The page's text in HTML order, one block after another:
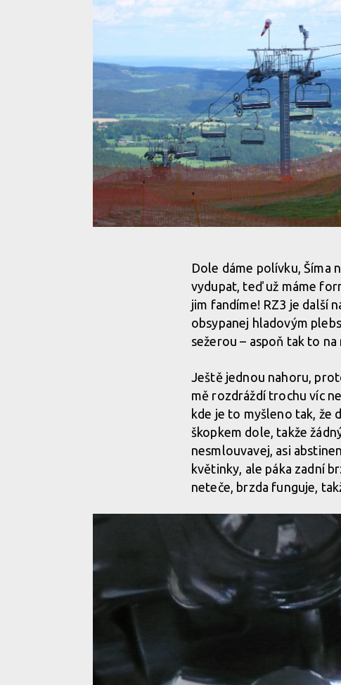
Dole dáme polívku, Šíma
vydupat, teď už máme
jim fandíme! RZ3 je další
obsypanej hladovým
sežerou – aspoň tak to na
Ještě jednou nahoru,
mě rozdráždí trochu víc
kde je to myšleno tak, že
škopkem dole, takže
nesmlouvavej, asi
květinky, ale páka zadní
neteče, brzda funguje,